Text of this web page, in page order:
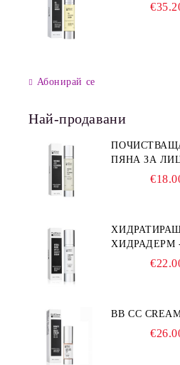
Абонирай се
Най-продавани
ПЯНА ЗА
ХИДРАДЕРМ
PROFIDERM
BB CC